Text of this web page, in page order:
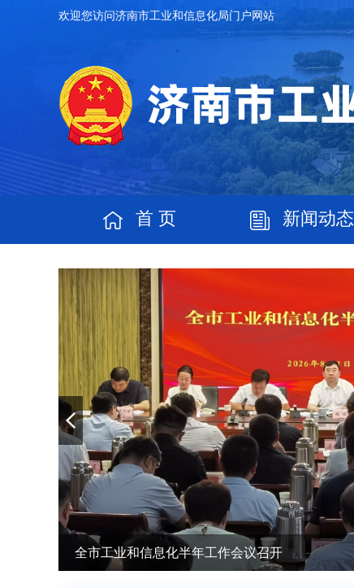
欢迎您访问济南市工业和信息化局门户网站
首 页 新闻动态
全市工业和信息化半年工作会议召开